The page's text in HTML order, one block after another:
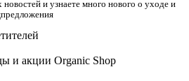
и узнаете много нового о уходе и